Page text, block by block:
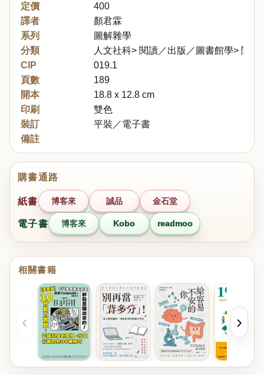
定價
400
譯者
顏君霖
系列
圖解雜學
分類
人文社科> 閱讀／出版／圖書館學> 閱讀
CIP
019.1
頁數
189
開本
18.8 x 12.8 cm
印刷
雙色
裝訂
平裝／電子書
備註
購書通路
紙書 博客來 誠品 金石堂
電子書 博客來 Kobo readmoo
相關書籍
‹ ›